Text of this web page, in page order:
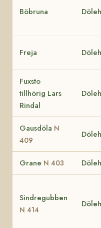
Böbruna
Freja
Fuxsto
tillhörig Lars
Rindal
Gausdöla N
409
Grane N 403
Sindregubben
N 414